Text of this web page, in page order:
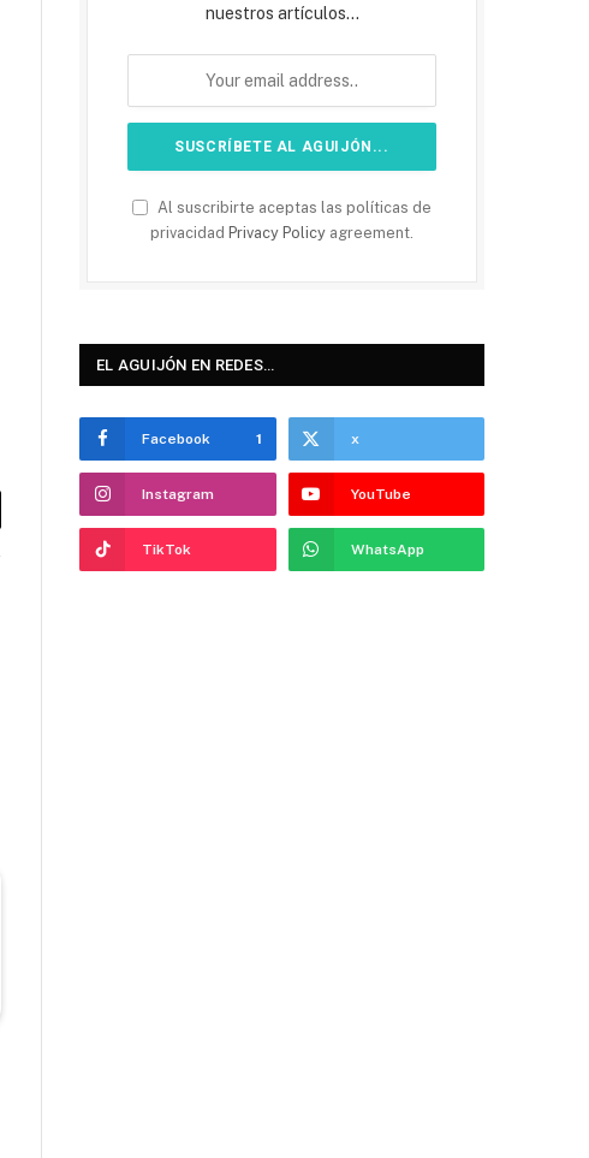
nuestros artículos...
Al suscribirte aceptas las políticas de
privacidad Privacy Policy agreement.
EL AGUIJÓN EN REDES…
Facebook 1 x
Instagram YouTube
TikTok WhatsApp